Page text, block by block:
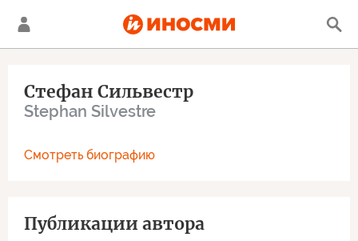
Стефан Сильвестр
Stephan Silvestre
Смотреть биографию
Публикации автора